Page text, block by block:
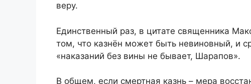
веру.
Единственный раз, в цитате священника
том, что казнён может быть невиновный, и
«наказаний без вины не бывает, Шарапов».
В общем, если смертная казнь – мера